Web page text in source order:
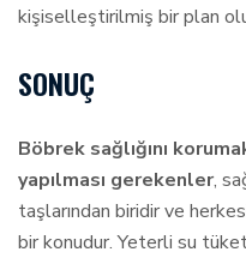
kişiselleştirilmiş bir plan
SONUÇ
Böbrek sağlığını
yapılması gerekenler,
taşlarından biridir ve
bir konudur. Yeterli su